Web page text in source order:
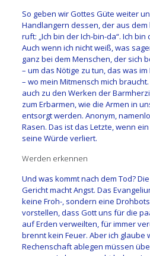
So geben wir Gottes Güte weiter
Handlangern dessen, der aus
ruft: „Ich bin der Ich-bin-da“. Ich
Auch wenn ich nicht weiß, was
ganz bei dem Menschen, der sich
– um das Nötige zu tun, das was
– wo mein Mitmensch mich
auch zu den Werken der
zum Erbarmen, wie die Armen in
entsorgt werden. Anonym,
Rasen. Das ist das Letzte, wenn
seine Würde verliert.
Werden erkennen
Und was kommt nach dem Tod?
Gericht macht Angst. Das
keine Froh-, sondern eine
vorstellen, dass Gott uns für die
auf Erden verweilten, für immer
brennt kein Feuer. Aber ich glaube
Rechenschaft ablegen müssen